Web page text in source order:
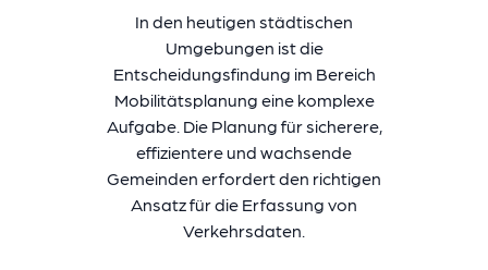
In den heutigen städtischen
Umgebungen ist die
Entscheidungsfindung im Bereich
Mobilitätsplanung eine komplexe
Aufgabe. Die Planung für sicherere,
effizientere und wachsende
Gemeinden erfordert den richtigen
Ansatz für die Erfassung von
Verkehrsdaten.